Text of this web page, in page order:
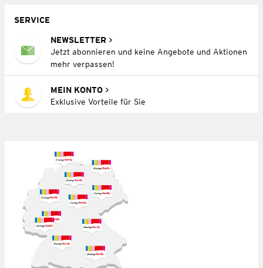
SERVICE
NEWSLETTER
Jetzt abonnieren und keine Angebote und Aktionen
mehr verpassen!
MEIN KONTO
Exklusive Vorteile für Sie